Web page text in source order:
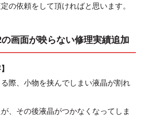
の依頼をして頂ければと思います。
画面が映らない修理実績追加
際、小物を挟んでしまい液晶が割れ
、その後液晶がつかなくなってしま